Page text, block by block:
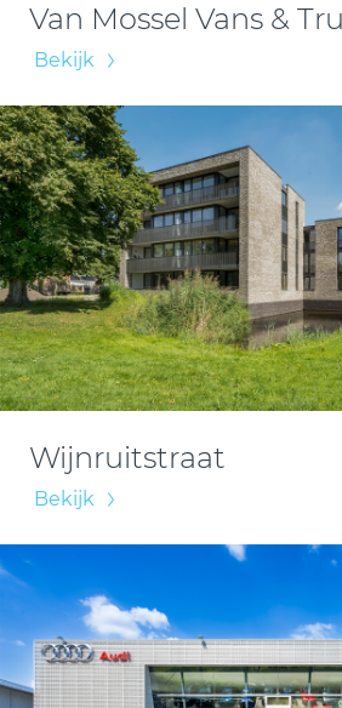
Van Mossel Vans &
Bekijk
Wijnruitstraat
Bekijk